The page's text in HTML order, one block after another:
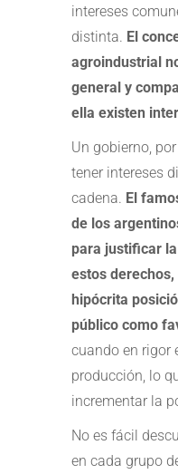
intereses
distinta. El
agroindustrial
general y
ella existen
Un gobierno,
tener intereses
cadena. El
de los
para justificar
estos
hipócrita
público como
cuando en rigor
producción, lo
incrementar la
No es fácil
en cada grupo